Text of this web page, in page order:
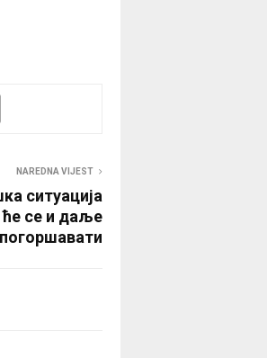
NAREDNA VIJEST
ситуација
се и даље
погоршавати